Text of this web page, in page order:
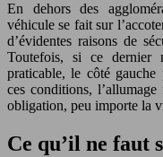
En dehors des
véhicule se fait sur
d’évidentes raisons de
Toutefois, si ce dernier
praticable, le côté
ces conditions,
obligation, peu importe la
Ce qu’il ne faut